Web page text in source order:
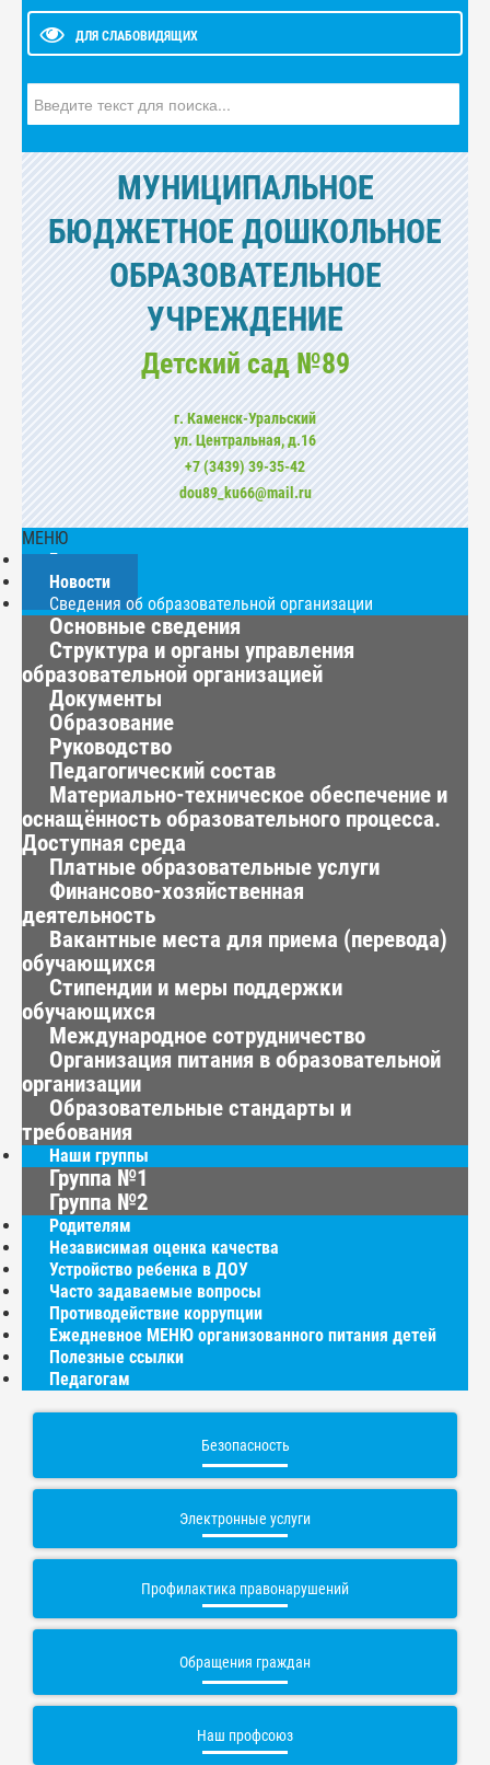
ДЛЯ СЛАБОВИДЯЩИХ
МУНИЦИПАЛЬНОЕ
БЮДЖЕТНОЕ ДОШКОЛЬНОЕ
ОБРАЗОВАТЕЛЬНОЕ
УЧРЕЖДЕНИЕ
Детский сад №89
г. Каменск-Уральский
ул. Центральная, д.16
+7 (3439) 39-35-42
dou89_ku66@mail.ru
МЕНЮ
Главная
Новости
Сведения об образовательной организации
Основные сведения
Структура и органы управления
образовательной организацией
Документы
Образование
Руководство
Педагогический состав
Материально-техническое обеспечение и
оснащённость образовательного процесса.
Доступная среда
Платные образовательные услуги
Финансово-хозяйственная
деятельность
Вакантные места для приема (перевода)
обучающихся
Стипендии и меры поддержки
обучающихся
Международное сотрудничество
Организация питания в образовательной
организации
Образовательные стандарты и
требования
Наши группы
Группа №1
Группа №2
Родителям
Независимая оценка качества
Устройство ребенка в ДОУ
Часто задаваемые вопросы
Противодействие коррупции
Ежедневное МЕНЮ организованного питания детей
Полезные ссылки
Педагогам
Безопасность
Электронные услуги
Профилактика правонарушений
Обращения граждан
Наш профсоюз